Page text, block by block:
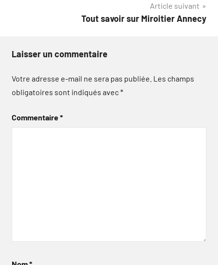
Article suivant
Tout savoir sur Miroitier Annecy
Laisser un commentaire
Votre adresse e-mail ne sera pas publiée. Les champs
obligatoires sont indiqués avec*
Commentaire*